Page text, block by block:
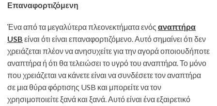
Επαναφορτιζόμενη
Ένα από τα μεγαλύτερα πλεονεκτήματα ενός αναπτήρα
USB είναι ότι είναι επαναφορτιζόμενο. Αυτό σημαίνει ότι δεν
χρειάζεται πλέον να ανησυχείτε για την αγορά οποιουδήποτε
αναπτήρα ή ότι θα τελειώσει το υγρό του αναπτήρα. Το μόνο
που χρειάζεται να κάνετε είναι να συνδέσετε τον αναπτήρα
σε μια θύρα φόρτισης USB και μπορείτε να τον
χρησιμοποιείτε ξανά και ξανά. Αυτό είναι ένα εξαιρετικό